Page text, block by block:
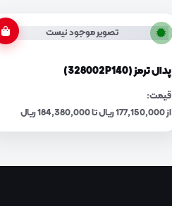
تصویر موجود نیست
پدال ترمز (328002P140)
قیمت:
از 177,150,000 ریال تا 184,380,000 ریال